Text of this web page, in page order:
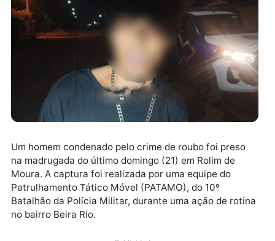
Um homem condenado pelo crime de roubo foi preso
na madrugada do último domingo (21) em Rolim de